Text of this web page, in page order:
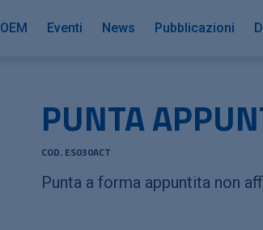
OEM Eventi News Pubblicazioni
PUNTA
COD. ES030ACT
Punta a forma appuntita non